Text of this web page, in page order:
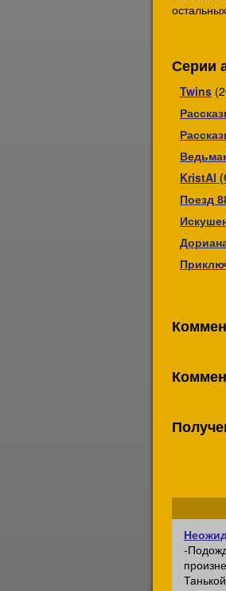
Серии
Twins
KristAl
Поезд
-